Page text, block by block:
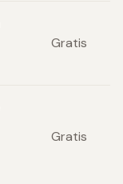
Gratis
Gratis